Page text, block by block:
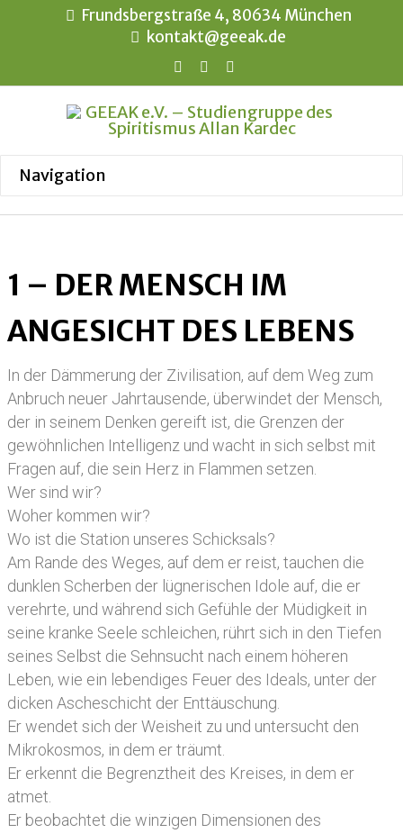
Frundsbergstraße 4, 80634 München
kontakt@geeak.de
1 – DER MENSCH IM
ANGESICHT DES LEBENS
In der Dämmerung der Zivilisation, auf dem Weg zum
Anbruch neuer Jahrtausende, überwindet der Mensch,
der in seinem Denken gereift ist, die Grenzen der
gewöhnlichen Intelligenz und wacht in sich selbst mit
Fragen auf, die sein Herz in Flammen setzen.
Wer sind wir?
Woher kommen wir?
Wo ist die Station unseres Schicksals?
Am Rande des Weges, auf dem er reist, tauchen die
dunklen Scherben der lügnerischen Idole auf, die er
verehrte, und während sich Gefühle der Müdigkeit in
seine kranke Seele schleichen, rührt sich in den Tiefen
seines Selbst die Sehnsucht nach einem höheren
Leben, wie ein lebendiges Feuer des Ideals, unter der
dicken Ascheschicht der Enttäuschung.
Er wendet sich der Weisheit zu und untersucht den
Mikrokosmos, in dem er träumt.
Er erkennt die Begrenztheit des Kreises, in dem er
atmet.
Er beobachtet die winzigen Dimensionen des